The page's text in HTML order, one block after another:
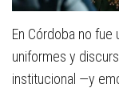
En Córdoba no fue
uniformes y
institucional —y